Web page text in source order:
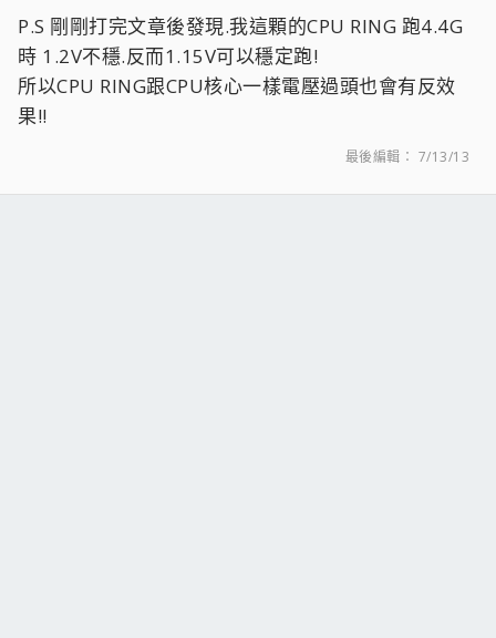
P.S 剛剛打完文章後發現.我這顆的CPU RING 跑4.4G
時 1.2V不穩.反而1.15V可以穩定跑!
所以CPU RING跟CPU核心一樣電壓過頭也會有反效
果!!
最後編輯： 7/13/13